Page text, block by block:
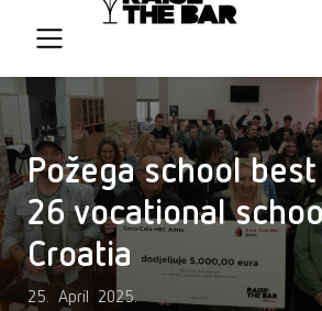
Požega school
26 vocational
Croatia
25. April 2025.